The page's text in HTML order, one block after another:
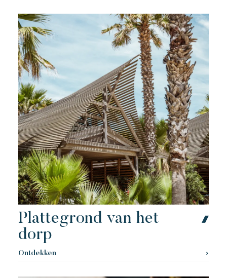
Een idyllische omgeving direct gelegen aan het beroemde
strand van Pampelonne
Toison d'or
Elegant Authentiek Vertrouwelijk
Een wild en kleurrijk paradijs
Plattegrond van het
dorp
Ontdekken